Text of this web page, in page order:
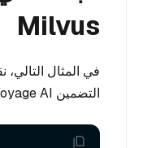
Milvus
التضمين Voyage AI لتوليد تمثيلات متجهة، ونخزنها في قاعدة بيانات Milvus المتجهة للبحث الدلالي.